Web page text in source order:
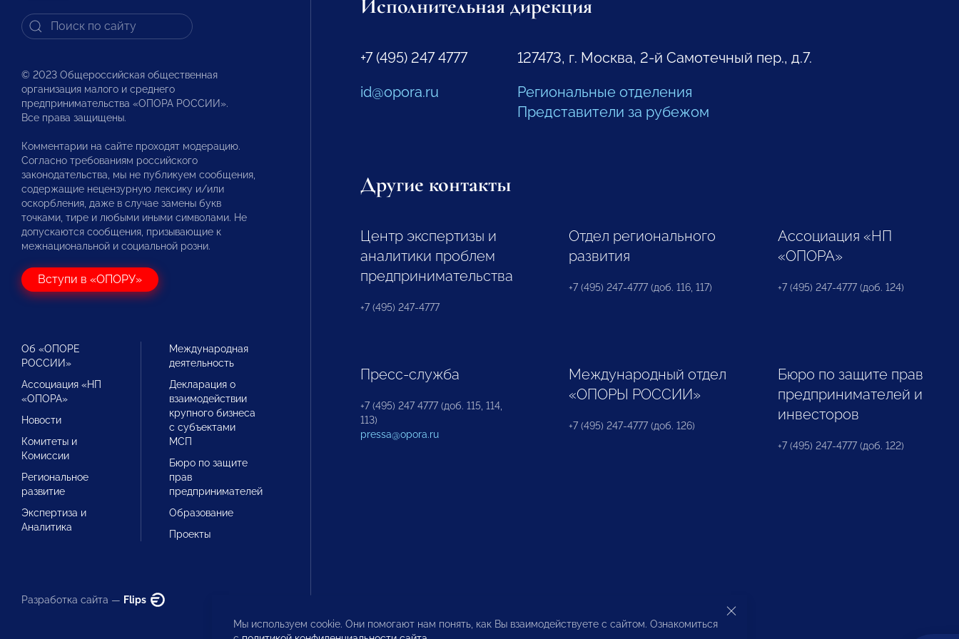
© 2023 Общероссийская общественная
организация малого и среднего
предпринимательства «ОПОРА РОССИИ».
Все права защищены.
Комментарии на сайте проходят модерацию.
Согласно требованиям российского
законодательства, мы не публикуем сообщения,
содержащие нецензурную лексику и/или
оскорбления, даже в случае замены букв
точками, тире и любыми иными символами. Не
допускаются сообщения, призывающие к
межнациональной и социальной розни.
Вступи в «ОПОРУ»
Об «ОПОРЕ
РОССИИ»
Ассоциация «НП
«ОПОРА»
Новости
Комитеты и
Комиссии
Региональное
развитие
Экспертиза и
Аналитика
Международная
деятельность
Декларация о
взаимодействии
крупного бизнеса
с субъектами
МСП
Бюро по защите
прав
предпринимателей
Образование
Проекты
Разработка сайта — Flips
Исполнительная дирекция
+7 (495) 247 4777
id@opora.ru
127473, г. Москва, 2-й Самотечный пер., д.7.
Региональные отделения
Представители за рубежом
Другие контакты
Центр экспертизы и
аналитики проблем
предпринимательства
+7 (495) 247-4777
Отдел регионального
развития
+7 (495) 247-4777 (доб. 116, 117)
Ассоциация «НП
«ОПОРА»
+7 (495) 247-4777 (доб. 124)
Пресс-служба
+7 (495) 247 4777 (доб. 115, 114,
113)
pressa@opora.ru
Международный отдел
«ОПОРЫ РОССИИ»
+7 (495) 247-4777 (доб. 126)
Бюро по защите прав
предпринимателей и
инвесторов
+7 (495) 247-4777 (доб. 122)
Мы используем cookie. Они помогают нам понять, как Вы взаимодействуете с сайтом. Ознакомиться